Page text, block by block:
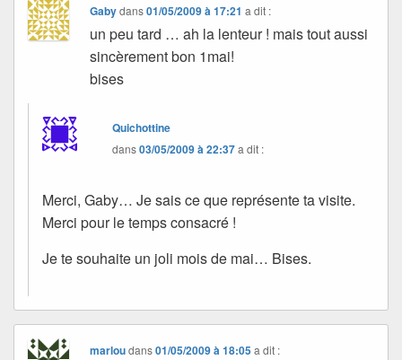
Gabydans01/05/2009 à 17:21 a dit :
un peu tard … ah la lenteur ! mais tout aussi
sincèrement bon 1mai!
bises
Quichottine
dans03/05/2009 à 22:37a dit :
Merci, Gaby… Je sais ce que représente ta visite.
Merci pour le temps consacré !
Je te souhaite un joli mois de mai… Bises.
marloudans01/05/2009 à 18:05 a dit :